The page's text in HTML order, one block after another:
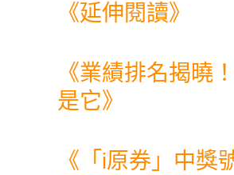
《延伸閱讀》
《業績排名揭曉
是它》
《 「i原券」中